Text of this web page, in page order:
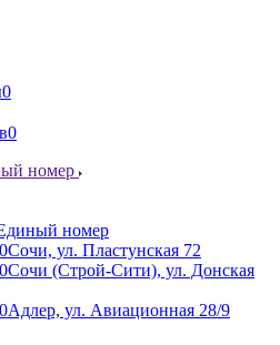
0
0
номер
номер
Сочи, ул. Пластунская 72
Сочи (Строй-Сити), ул. Донская
Адлер, ул. Авиационная 28/9